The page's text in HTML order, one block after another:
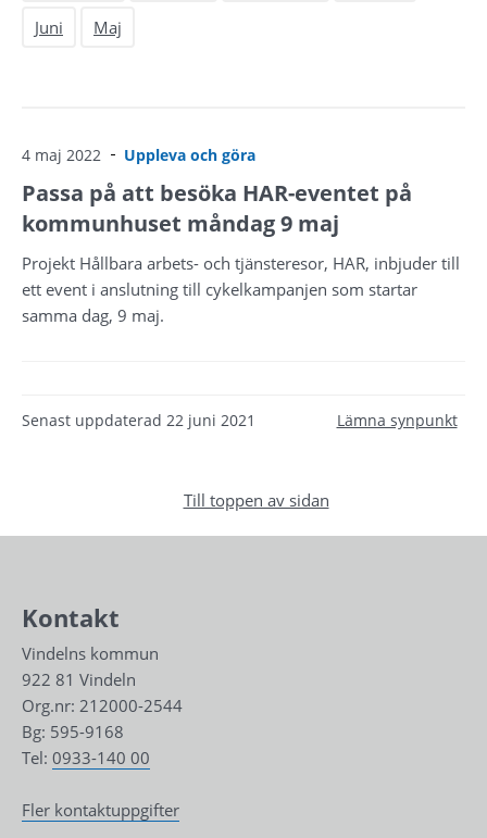
Juni Maj
4 maj 2022 Uppleva och göra
Passa på att besöka HAR-eventet på
kommunhuset måndag 9 maj
Projekt Hållbara arbets- och tjänsteresor, HAR, inbjuder till
ett event i anslutning till cykelkampanjen som startar
samma dag, 9 maj.
Senast uppdaterad 22 juni 2021 Lämna synpunkt
Till toppen av sidan
Kontakt
Vindelns kommun
922 81 Vindeln
Org.nr: 212000-2544
Bg: 595-9168
Tel: 0933-140 00
Fler kontaktuppgifter